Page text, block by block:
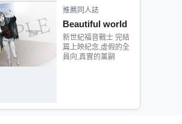
推薦同人誌
Beautiful world
新世紀福音戰士 完結
篇上映紀念,虛假的全
員向,真實的薰嗣